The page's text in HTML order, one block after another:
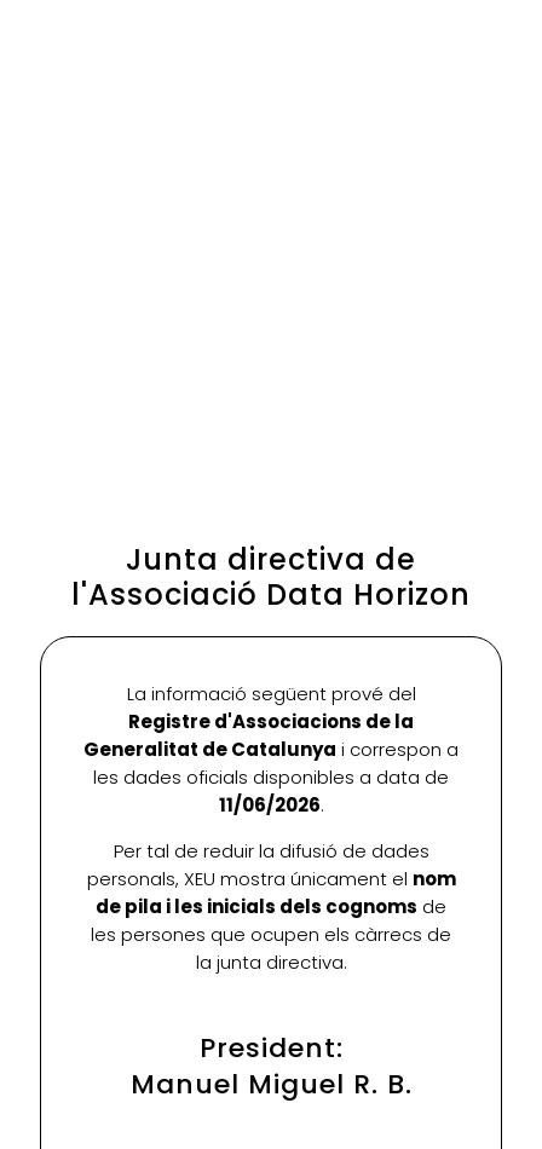
Junta directiva de
l'Associació Data Horizon
La informació següent prové del
Registre d'Associacions de la
Generalitat de Catalunya i correspon a
les dades oficials disponibles a data de
11/06/2026.
Per tal de reduir la difusió de dades
personals, XEU mostra únicament el nom
de pila i les inicials dels cognoms de
les persones que ocupen els càrrecs de
la junta directiva.
President:
Manuel Miguel R. B.